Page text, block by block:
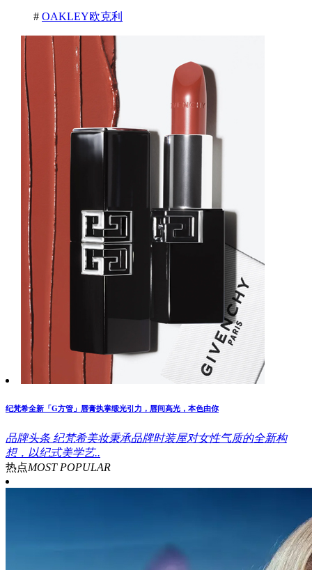
# OAKLEY欧克利
纪梵希全新「G方管」唇膏执掌缎光引力，唇间高光，本色由你
品牌头条 纪梵希美妆秉承品牌时装屋对女性气质的全新构
想，以纪式美学艺..
热点MOST POPULAR